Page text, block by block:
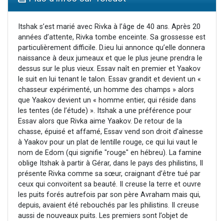
Ariel vient de donner son Maasser
Il reste 49 places pour étudier en groupe sur Zoom
Eva vient de donner son Maasser
Itshak s’est marié avec Rivka à l’âge de 40 ans. Après 20
années d’attente, Rivka tombe enceinte. Sa grossesse est
particulièrement difficile. D.ieu lui annonce qu’elle donnera
naissance à deux jumeaux et que le plus jeune prendra le
dessus sur le plus vieux. Essav naît en premier et Yaakov
le suit en lui tenant le talon. Essav grandit et devient un «
chasseur expérimenté, un homme des champs » alors
que Yaakov devient un « homme entier, qui réside dans
les tentes (de l’étude) ». Itshak a une préférence pour
Essav alors que Rivka aime Yaakov. De retour de la
chasse, épuisé et affamé, Essav vend son droit d’aînesse
à Yaakov pour un plat de lentille rouge, ce qui lui vaut le
nom de Edom (qui signifie "rouge" en hébreu). La famine
oblige Itshak à partir à Gérar, dans le pays des philistins, Il
présente Rivka comme sa sœur, craignant d’être tué par
ceux qui convoitent sa beauté. Il creuse la terre et ouvre
les puits forés autrefois par son père Avraham mais qui,
depuis, avaient été rebouchés par les philistins. Il creuse
aussi de nouveaux puits. Les premiers sont l’objet de